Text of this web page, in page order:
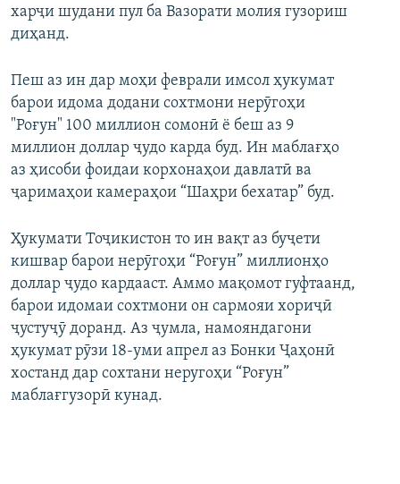
харҷи шудани пул ба Вазорати молия гузориш
диҳанд.
Пеш аз ин дар моҳи феврали имсол ҳукумат
барои идома додани сохтмони нерӯгоҳи
"Роғун" 100 миллион сомонӣ ё беш аз 9
миллион доллар ҷудо карда буд. Ин маблағҳо
аз ҳисоби фоидаи корхонаҳои давлатӣ ва
ҷаримаҳои камераҳои “Шаҳри бехатар” буд.
Ҳукумати Тоҷикистон то ин вақт аз буҷети
кишвар барои нерӯгоҳи “Роғун” миллионҳо
доллар ҷудо кардааст. Аммо мақомот гуфтаанд,
барои идомаи сохтмони он сармояи хориҷӣ
ҷустуҷӯ доранд. Аз ҷумла, намояндагони
ҳукумат рӯзи 18-уми апрел аз Бонки Ҷаҳонӣ
хостанд дар сохтани неругоҳи “Роғун”
маблағгузорӣ кунад.